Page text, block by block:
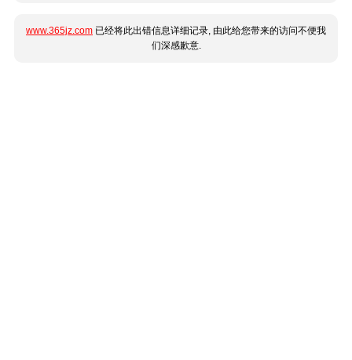
www.365jz.com 已经将此出错信息详细记录, 由此给您带来的访问不便我
们深感歉意.